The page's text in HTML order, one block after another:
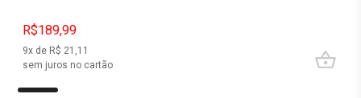
R$189,99
9x de R$ 21,11
sem juros no cartão